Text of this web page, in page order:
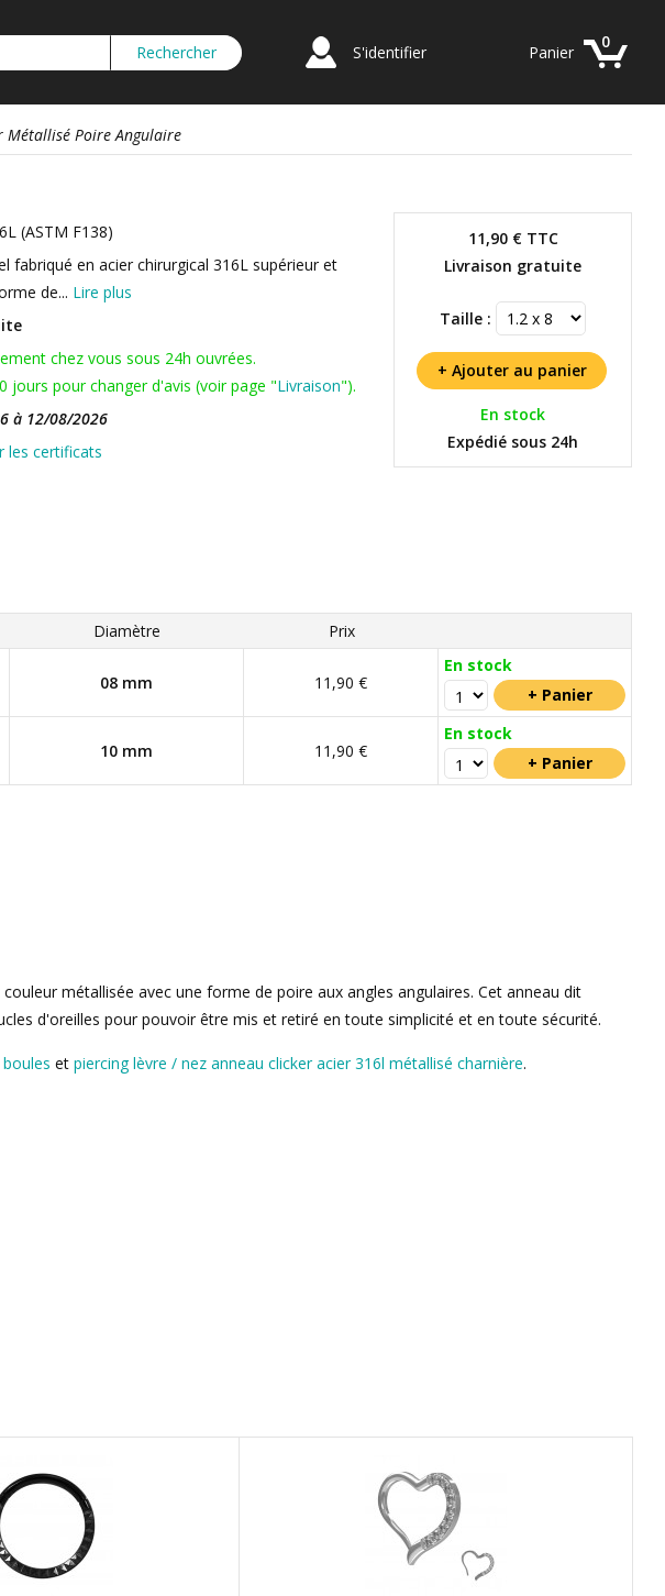
S'identifier
0
Panier
Métallisé Poire Angulaire
11,90 €TTC
Livraison gratuite
Taille :
En stock
Expédié sous 24h
(ASTM F138)
fabriqué en acier chirurgical 316L supérieur et
de... Lire plus
chez vous sous 24h ouvrées.
jours pour changer d'avis (voir page "Livraison").
à 12/08/2026
les certificats
Diamètre Prix
08 mm 11,90 €
En stock
10 mm 11,90 €
En stock
métallisée avec une forme de poire aux angles angulaires. Cet anneau dit
d'oreilles pour pouvoir être mis et retiré en toute simplicité et en toute sécurité.
et piercing lèvre / nez anneau clicker acier 316l métallisé charnière.